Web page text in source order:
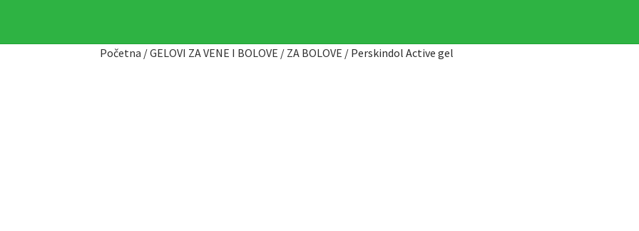
Početna /GELOVI ZA VENE I BOLOVE / ZA BOLOVE / Perskindol Active gel